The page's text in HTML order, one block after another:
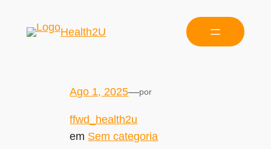
Health2U
Ago 1, 2025—por
ffwd_health2u
em Sem categoria